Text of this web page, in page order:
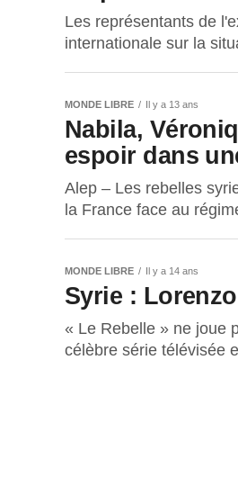
Les représentants de
internationale sur la
MONDE LIBRE Il y a 13 ans
Nabila,
espoir dans
Alep – Les rebelles
la France face au
MONDE LIBRE Il y a 14 ans
Syrie :
« Le Rebelle » ne joue
célèbre série télévisée